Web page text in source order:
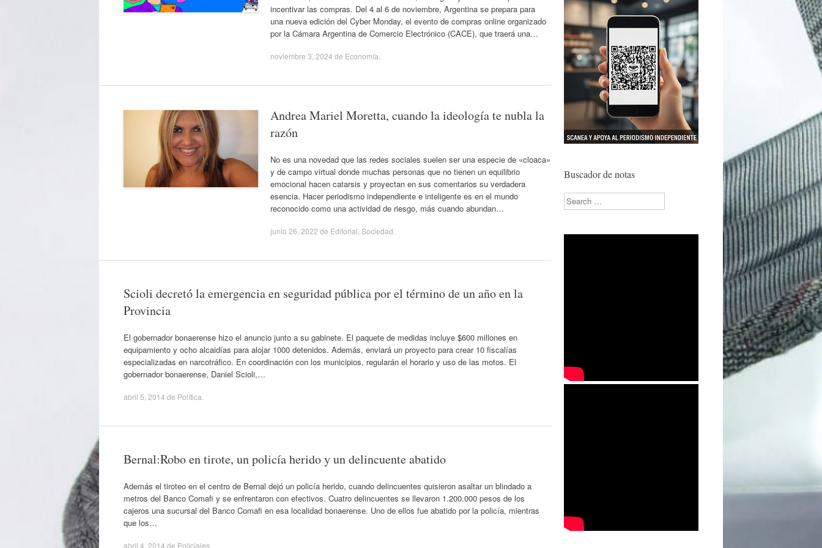
incentivar las compras. Del 4 al 6 de noviembre, Argentina se prepara para
una nueva edición del Cyber Monday, el evento de compras online organizado
por la Cámara Argentina de Comercio Electrónico (CACE), que traerá una…
noviembre 3, 2024 de Economía
Andrea Mariel Moretta, cuando la ideología te nubla la
razón
No es una novedad que las redes sociales suelen ser una especie de «cloaca»
y de campo virtual donde muchas personas que no tienen un equilibrio
emocional hacen catarsis y proyectan en sus comentarios su verdadera
esencia. Hacer periodismo independiente e inteligente es en el mundo
reconocido como una actividad de riesgo, más cuando abundan…
junio 26, 2022 de Editorial Sociedad
Scioli decretó la emergencia en seguridad pública por el término de un año en la
Provincia
El gobernador bonaerense hizo el anuncio junto a su gabinete. El paquete de medidas incluye $600 millones en
equipamiento y ocho alcaidías para alojar 1000 detenidos. Además, enviará un proyecto para crear 10 fiscalías
especializadas en narcotráfico. En coordinación con los municipios, regularán el horario y uso de las motos. El
gobernador bonaerense, Daniel Scioli,…
abril 5, 2014 de Política
Bernal:Robo en tirote, un policía herido y un delincuente abatido
Además el tiroteo en el centro de Bernal dejó un policía herido, cuando delincuentes quisieron asaltar un blindado a
metros del Banco Comafi y se enfrentaron con efectivos. Cuatro delincuentes se llevaron 1.200.000 pesos de los
cajeros una sucursal del Banco Comafi en esa localidad bonaerense. Uno de ellos fue abatido por la policía, mientras
que los…
abril 4, 2014 de Policiales
Buscador de notas
Search